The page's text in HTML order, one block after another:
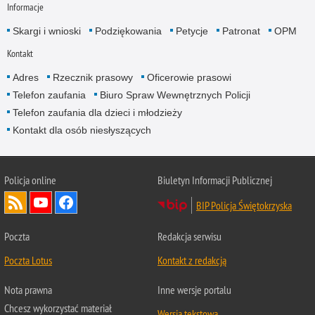
Informacje
Skargi i wnioski Podziękowania Petycje Patronat OPM
Kontakt
Adres Rzecznik prasowy
Oficerowie prasowi
Telefon zaufania
Biuro Spraw Wewnętrznych Policji
Telefon zaufania dla dzieci i młodzieży
Kontakt dla osób niesłyszących
Policja online
Biuletyn Informacji Publicznej
BIP Policja Świętokrzyska
Poczta
Poczta Lotus
Redakcja serwisu
Kontakt z redakcją
Nota prawna
Chcesz wykorzystać materiał
Inne wersje portalu